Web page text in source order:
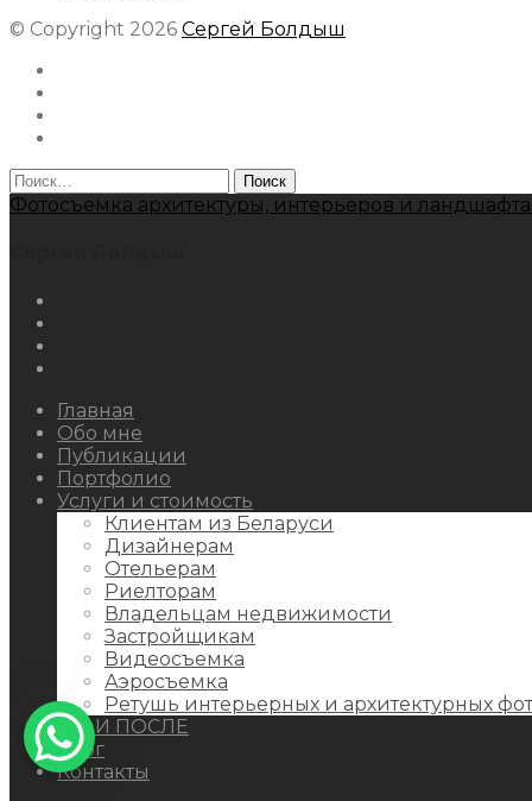
© Copyright 2026 Сергей Болдыш
Найти:
Фотосъемка архитектуры, интерьеров и
Главная
Обо мне
Публикации
Портфолио
Услуги и стоимость
Клиентам из Беларуси
Дизайнерам
Отельерам
Риелторам
Владельцам недвижимости
Застройщикам
Видеосъемка
Аэросъемка
Ретушь интерьерных и архитектурных
ДО И ПОСЛЕ
Блог
Контакты